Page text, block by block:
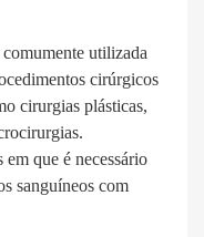
utilizada
cirúrgicos
cirurgias plásticas,
que é necessário
sanguíneos com